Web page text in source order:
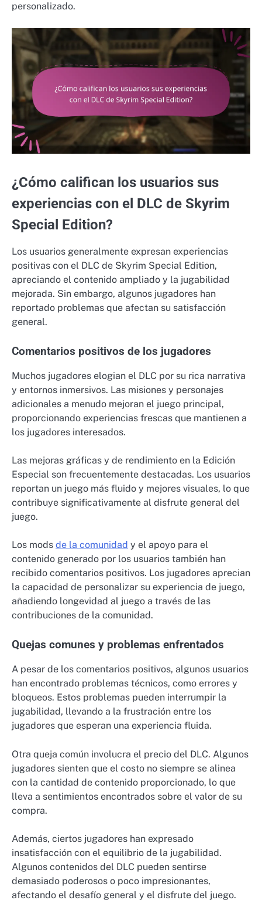
personalizado.
¿Cómo califican los usuarios sus
experiencias con el DLC de Skyrim
Special Edition?
Los usuarios generalmente expresan experiencias
positivas con el DLC de Skyrim Special Edition,
apreciando el contenido ampliado y la jugabilidad
mejorada. Sin embargo, algunos jugadores han
reportado problemas que afectan su satisfacción
general.
Comentarios positivos de los jugadores
Muchos jugadores elogian el DLC por su rica narrativa
y entornos inmersivos. Las misiones y personajes
adicionales a menudo mejoran el juego principal,
proporcionando experiencias frescas que mantienen a
los jugadores interesados.
Las mejoras gráficas y de rendimiento en la Edición
Especial son frecuentemente destacadas. Los usuarios
reportan un juego más fluido y mejores visuales, lo que
contribuye significativamente al disfrute general del
juego.
Los mods de la comunidad y el apoyo para el
contenido generado por los usuarios también han
recibido comentarios positivos. Los jugadores aprecian
la capacidad de personalizar su experiencia de juego,
añadiendo longevidad al juego a través de las
contribuciones de la comunidad.
Quejas comunes y problemas enfrentados
A pesar de los comentarios positivos, algunos usuarios
han encontrado problemas técnicos, como errores y
bloqueos. Estos problemas pueden interrumpir la
jugabilidad, llevando a la frustración entre los
jugadores que esperan una experiencia fluida.
Otra queja común involucra el precio del DLC. Algunos
jugadores sienten que el costo no siempre se alinea
con la cantidad de contenido proporcionado, lo que
lleva a sentimientos encontrados sobre el valor de su
compra.
Además, ciertos jugadores han expresado
insatisfacción con el equilibrio de la jugabilidad.
Algunos contenidos del DLC pueden sentirse
demasiado poderosos o poco impresionantes,
afectando el desafío general y el disfrute del juego.